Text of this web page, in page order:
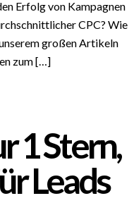
Erfolg von Kampagnen
CPC? Wie
großen Artikeln
zum […]
1 Stern,
Leads